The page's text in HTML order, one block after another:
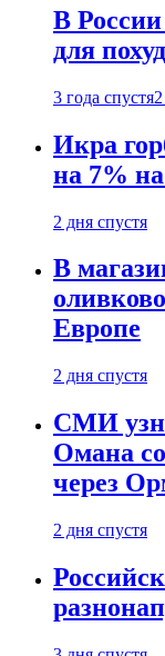
В
для
3 года спустя
Икра
на 7%
2 дня спустя
В
Европе
2 дня спустя
СМИ
Омана
через
2 дня спустя